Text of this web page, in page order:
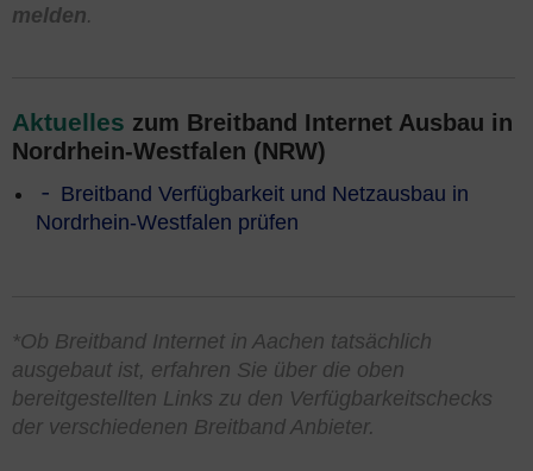
melden.
Aktuelles zum Breitband Internet Ausbau in
Nordrhein-Westfalen (NRW)
Breitband Verfügbarkeit und Netzausbau in
Nordrhein-Westfalen prüfen
*Ob Breitband Internet in Aachen tatsächlich
ausgebaut ist, erfahren Sie über die oben
bereitgestellten Links zu den Verfügbarkeitschecks
der verschiedenen Breitband Anbieter.